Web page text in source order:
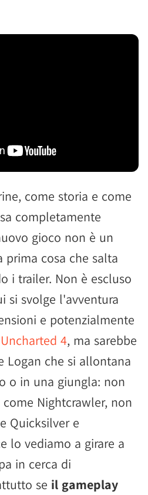
come storia e come
completamente
gioco non è un
cosa che salta
i trailer. Non è escluso
si svolge l'avventura
e potenzialmente
Uncharted 4, ma sarebbe
Logan che si allontana
o in una giungla: non
Nightcrawler, non
Quicksilver e
lo vediamo a girare a
in cerca di
se il gameplay